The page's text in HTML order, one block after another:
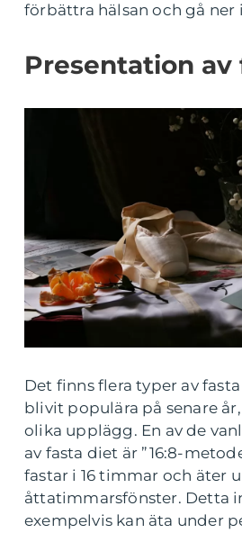
förbättra hälsan och gå ner
Presentation av
Det finns flera typer av
blivit populära på senare
olika upplägg. En av de
av fasta diet är ”16:8-
fastar i 16 timmar och äter
åttatimmarsfönster. Detta
exempelvis kan äta under